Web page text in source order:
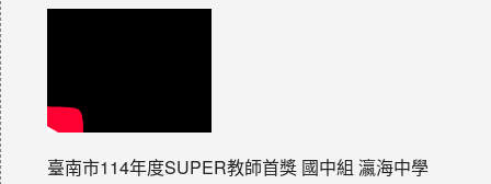
臺南市114年度SUPER教師首獎 國中組 瀛海中學